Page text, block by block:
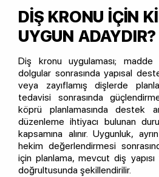
DİŞ KRONU İÇİN
UYGUN ADAYDIR?
Diş kronu uygulaması; madde
dolgular sonrasında yapısal
veya zayıflamış dişlerde
tedavisi sonrasında
köprü planlamasında destek
düzenleme ihtiyacı bulunan
kapsamına alınır. Uygunluk,
hekim değerlendirmesi
için planlama, mevcut diş
doğrultusunda şekillendirilir.